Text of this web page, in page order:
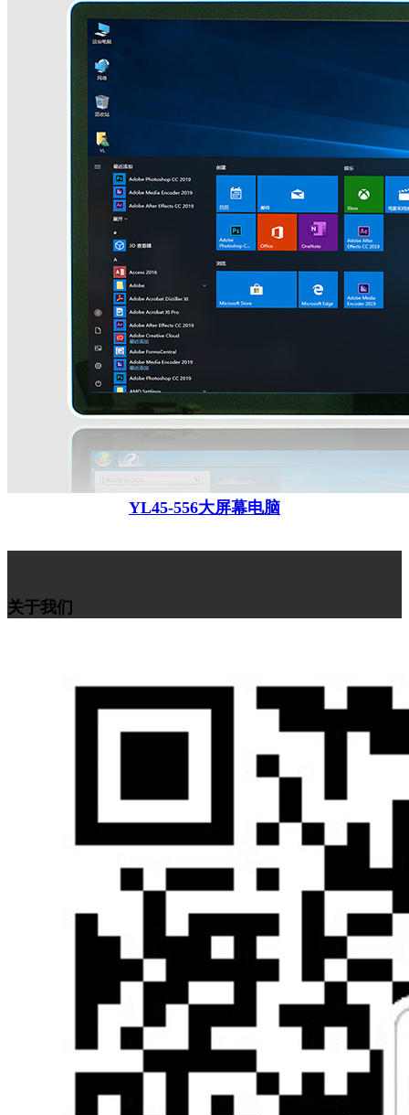
YL45-556大屏幕电脑
关于我们